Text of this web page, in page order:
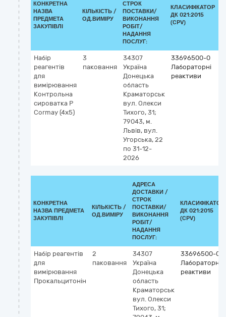
КОНКРЕТНА
НАЗВА
ПРЕДМЕТА
ЗАКУПІВЛІ
КІЛЬКІСТЬ /
ОД.ВИМІРУ
СТРОК
ПОСТАВКИ/
ВИКОНАННЯ
РОБІТ/
НАДАННЯ
ПОСЛУГ:
КЛАСИФІКАТОР
ДК 021:2015
(CPV)
Набір
реагентів
для
вимірювання
Контрольна
сироватка P
Cormay (4х5)
3
паковання
34307
Україна
Донецька
область
Краматорськ
вул. Олекси
Тихого, 31;
79043, м.
Львів, вул.
Угорська, 22
по 31-12-
2026
33696500-0
Лабораторні
реактиви
КОНКРЕТНА
НАЗВА ПРЕДМЕТА
ЗАКУПІВЛІ
КІЛЬКІСТЬ /
ОД.ВИМІРУ
АДРЕСА
ДОСТАВКИ /
СТРОК
ПОСТАВКИ/
ВИКОНАННЯ
РОБІТ/
НАДАННЯ
ПОСЛУГ:
КЛАСИФІКАТОР
ДК 021:2015
(CPV)
Набір реагентів
для
вимірювання
Прокальцитонін
2
паковання
34307
Україна
Донецька
область
Краматорськ
вул. Олекси
Тихого, 31;
33696500-0
Лабораторні
реактиви